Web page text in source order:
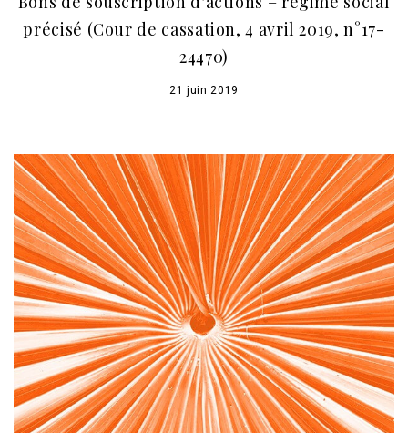
précisé (Cour de cassation, 4 avril 2019, n°17-
24470)
21 juin 2019